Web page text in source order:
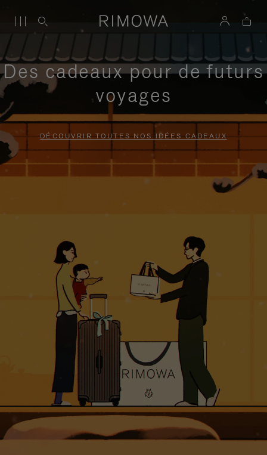
Des cadeaux pour de futurs
voyages
DÉCOUVRIR TOUTES NOS IDÉES CADEAUX